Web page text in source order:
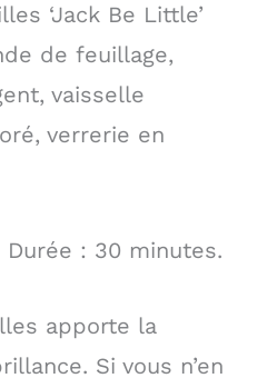
‘Jack Be Little’
de feuillage,
vaisselle
verrerie en
: 30 minutes.
apporte la
Si vous n’en